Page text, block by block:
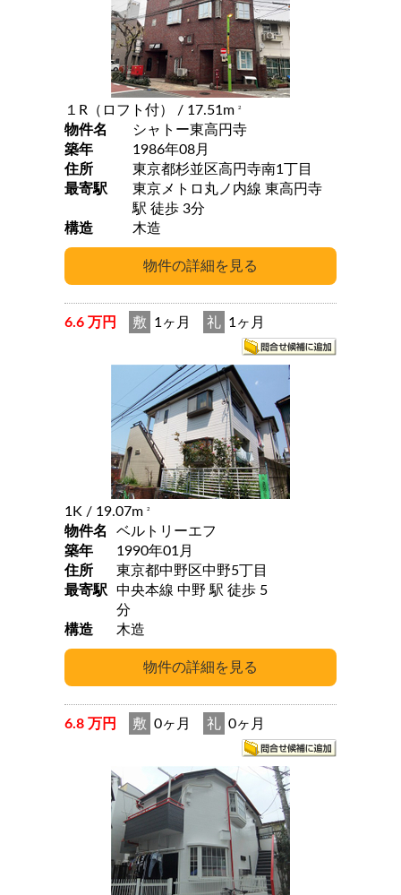
１R（ロフト付） / 17.51m 2
物件名
シャトー東高円寺
築年
1986年08月
住所
東京都杉並区高円寺南1丁目
最寄駅
東京メトロ丸ノ内線 東高円寺
駅 徒歩 3分
構造
木造
6.6 万円 敷 1ヶ月 礼 1ヶ月
1K / 19.07m 2
物件名
ベルトリーエフ
築年
1990年01月
住所
東京都中野区中野5丁目
最寄駅
中央本線 中野 駅 徒歩 5
分
構造
木造
6.8 万円 敷 0ヶ月 礼 0ヶ月